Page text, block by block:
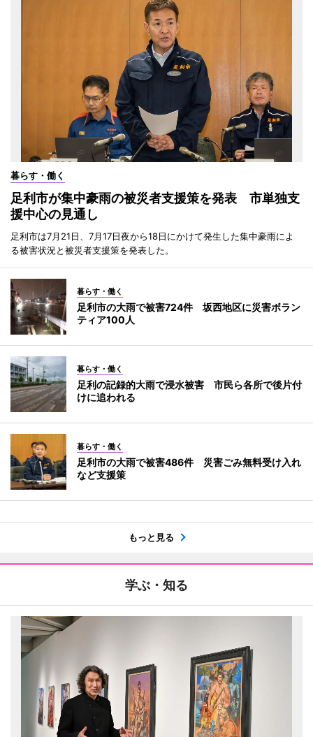
暮らす・働く
足利市が集中豪雨の被災者支援策を発表 市単独支
援中心の見通し
足利市は7月21日、7月17日夜から18日にかけて発生した集中豪雨によ
る被害状況と被災者支援策を発表した。
暮らす・働く
足利市の大雨で被害724件 坂西地区に災害ボラン
ティア100人
暮らす・働く
足利の記録的大雨で浸水被害 市民ら各所で後片付
けに追われる
暮らす・働く
足利市の大雨で被害486件 災害ごみ無料受け入れ
など支援策
もっと見る
学ぶ・知る